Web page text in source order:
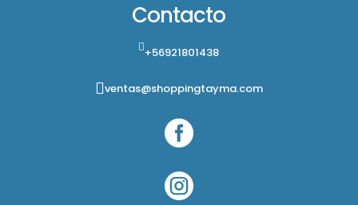
Contacto
+56921801438
ventas@shoppingtayma.com

